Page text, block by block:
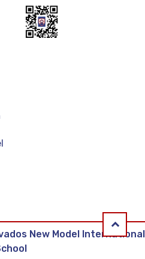
New Model International
expand_less